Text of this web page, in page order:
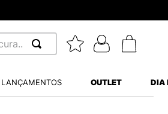
LANÇAMENTOS OUTLET DIA